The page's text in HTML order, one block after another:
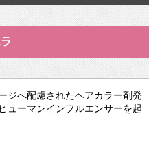
ジへ配慮されたヘアカラー剤発
ーマンインフルエンサーを起